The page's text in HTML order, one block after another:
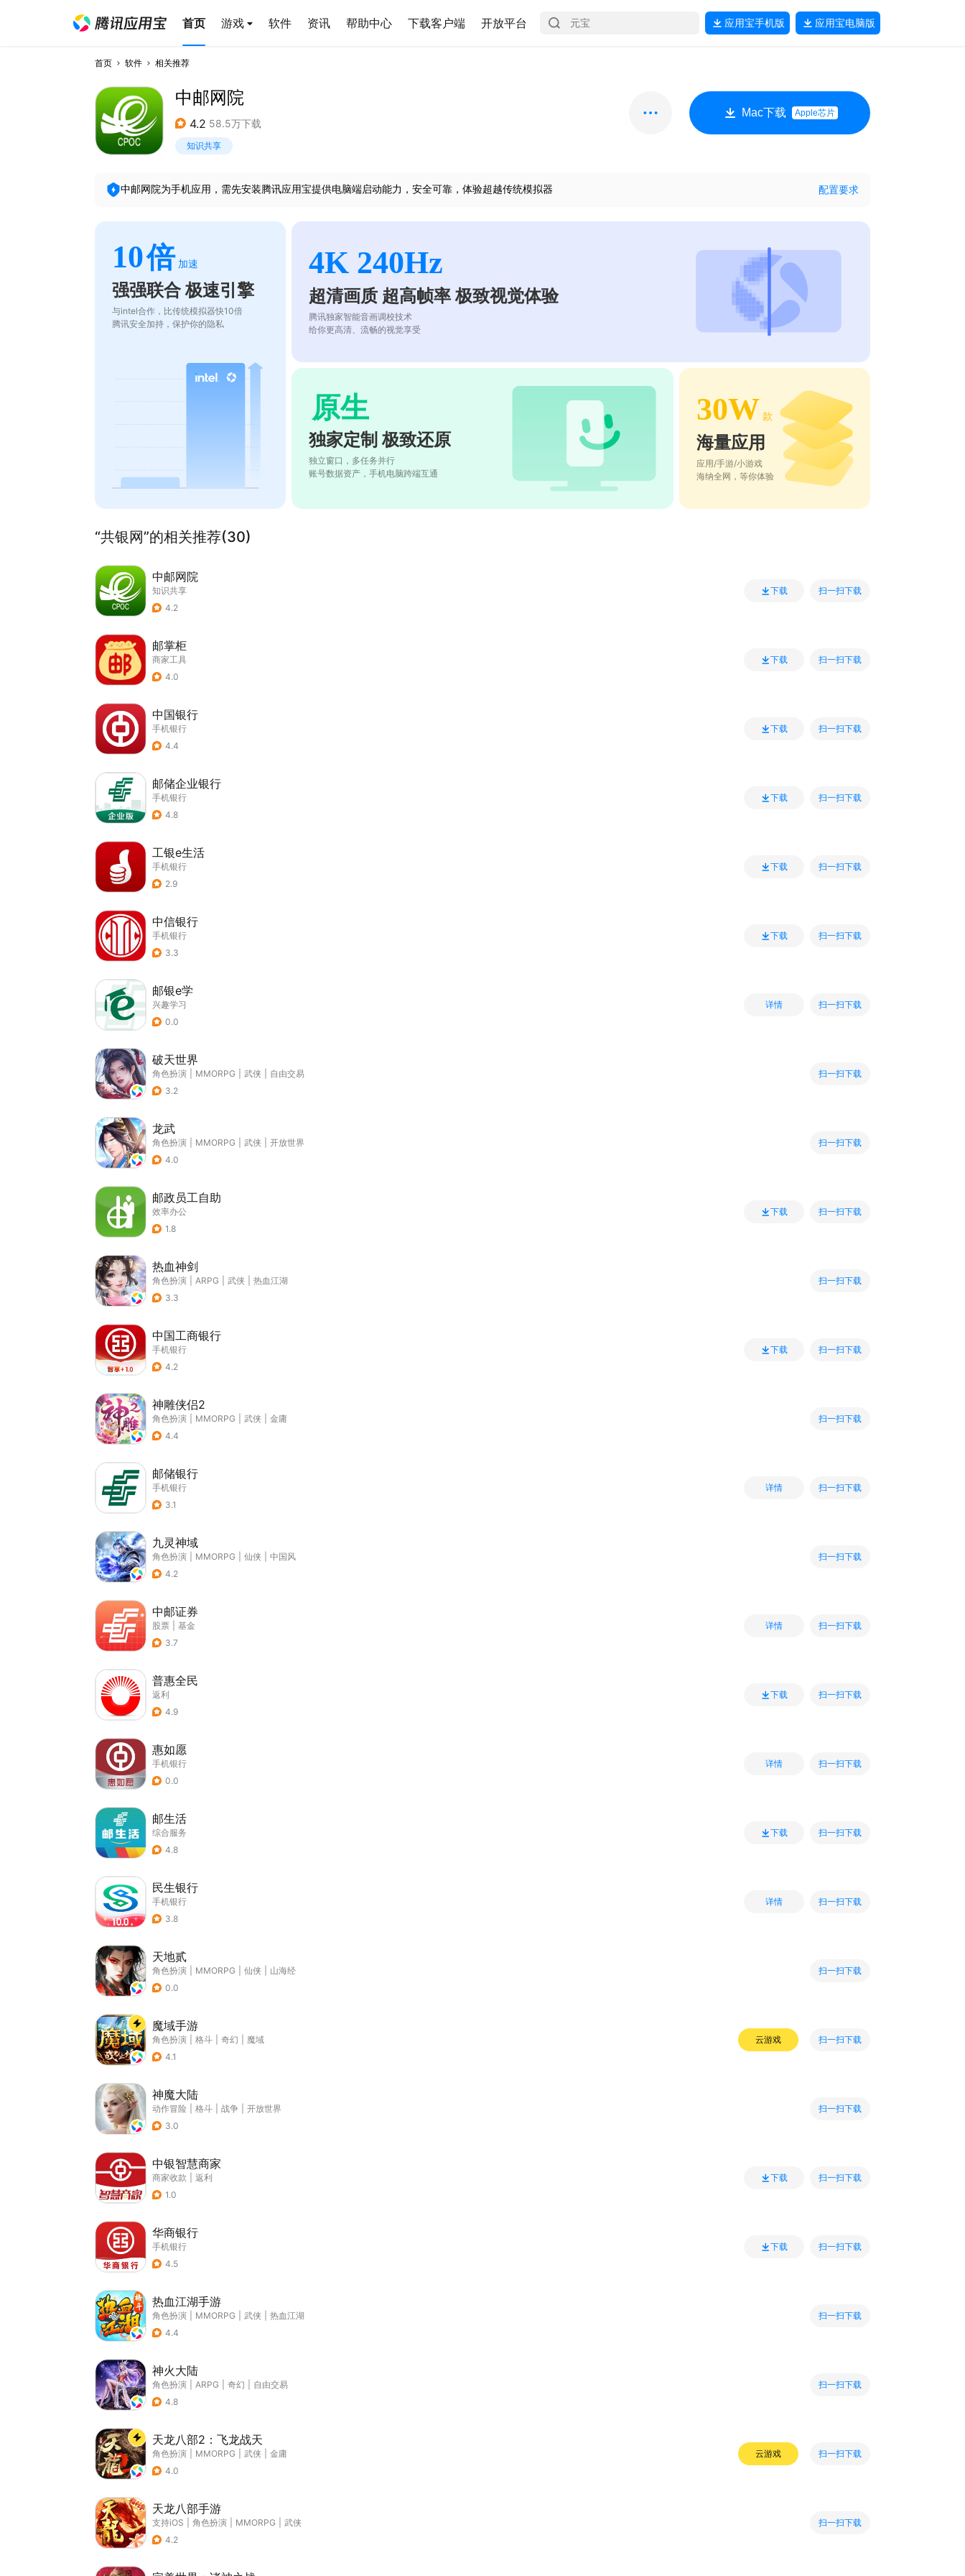
首页 游戏 软件 资讯 帮助中心 下载客户端 开放平台 应用宝手机版 应用宝电脑版
首页 软件 相关推荐
中邮网院
4.2 58.5万下载
知识共享
Mac下载 Apple芯片
中邮网院为手机应用，需先安装腾讯应用宝提供电脑端启动能力，安全可靠，体验超越传统模拟器 配置要求
10倍 加速
强强联合 极速引擎
与intel合作，比传统模拟器快10倍
腾讯安全加持，保护你的隐私
4K 240Hz
超清画质 超高帧率 极致视觉体验
腾讯独家智能音画调校技术
给你更高清、流畅的视觉享受
原生
独家定制 极致还原
独立窗口，多任务并行
账号数据资产，手机电脑跨端互通
30W 款
海量应用
应用/手游/小游戏
海纳全网，等你体验
“共银网”的相关推荐(30)
中邮网院
知识共享
4.2
下载 扫一扫下载
邮掌柜
商家工具
4.0
下载 扫一扫下载
中国银行
手机银行
4.4
下载 扫一扫下载
邮储企业银行
手机银行
4.8
下载 扫一扫下载
工银e生活
手机银行
2.9
下载 扫一扫下载
中信银行
手机银行
3.3
下载 扫一扫下载
邮银e学
兴趣学习
0.0
详情 扫一扫下载
破天世界
角色扮演 MMORPG 武侠
自由交易
3.2
扫一扫下载
龙武
角色扮演 MMORPG 武侠
开放世界
4.0
扫一扫下载
邮政员工自助
效率办公
1.8
下载 扫一扫下载
热血神剑
角色扮演 ARPG 武侠
热血江湖
3.3
扫一扫下载
中国工商银行
手机银行
4.2
下载 扫一扫下载
神雕侠侣2
角色扮演 MMORPG 武侠
金庸
4.4
扫一扫下载
邮储银行
手机银行
3.1
详情 扫一扫下载
九灵神域
角色扮演 MMORPG 仙侠
中国风
4.2
扫一扫下载
中邮证券
股票
基金
3.7
详情 扫一扫下载
普惠全民
返利
4.9
下载 扫一扫下载
惠如愿
手机银行
0.0
详情 扫一扫下载
邮生活
综合服务
4.8
下载 扫一扫下载
民生银行
手机银行
3.8
详情 扫一扫下载
天地贰
角色扮演 MMORPG 仙侠
山海经
0.0
扫一扫下载
魔域手游
角色扮演 格斗 奇幻
魔域
4.1
云游戏 扫一扫下载
神魔大陆
动作冒险 格斗 战争
开放世界
3.0
扫一扫下载
中银智慧商家
商家收款
返利
1.0
下载 扫一扫下载
华商银行
手机银行
4.5
下载 扫一扫下载
热血江湖手游
角色扮演 MMORPG 武侠
热血江湖
4.4
扫一扫下载
神火大陆
角色扮演 ARPG 奇幻
自由交易
4.8
扫一扫下载
天龙八部2：飞龙战天
角色扮演 MMORPG 武侠
金庸
4.0
云游戏 扫一扫下载
天龙八部手游
支持iOS 角色扮演 MMORPG
武侠
4.2
扫一扫下载